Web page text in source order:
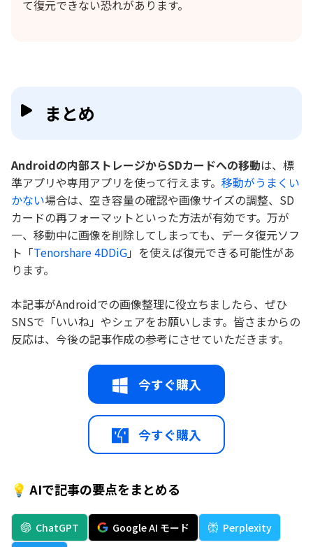
て復元できない恐れがあります。
まとめ
Androidの内部ストレージからSDカードへの移動は、標
準アプリや専用アプリを使って行えます。 移動がうまくい
かない場合は、空き容量の確認や画像サイズの調整、SD
カードの再フォーマットといった方法が有効です。万が
一、移動中に画像を削除してしまっても、データ復元ソフ
ト「Tenorshare 4DDiG」を使えば復元できる可能性があ
ります。
本記事がAndroidでの画像整理に役立ちましたら、ぜひ
SNSで「いいね」やシェアをお願いします。皆さまからの
反応は、今後の記事作成の参考にさせていただきます。
今すぐ購入
今すぐ購入
💡 AIで記事の要点をまとめる
ChatGPT Google AI モード
Perplexity